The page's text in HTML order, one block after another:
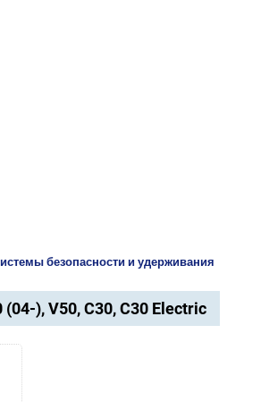
безопасности и удерживания
), V50, C30, C30 Electric